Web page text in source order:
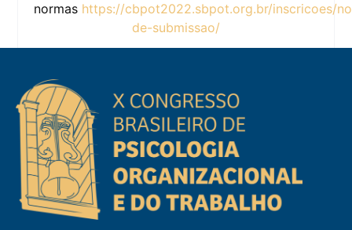
normas https://cbpot2022.sbpot.org.br/inscricoes/
de-submissao/